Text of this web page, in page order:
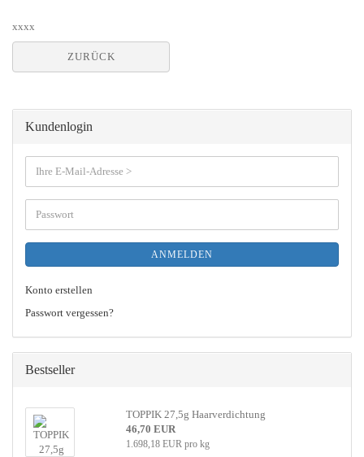
xxxx
ZURÜCK
Kundenlogin
ANMELDEN
Konto erstellen
Passwort vergessen?
Bestseller
TOPPIK 27,5g Haarverdichtung
46,70 EUR
1.698,18 EUR pro kg